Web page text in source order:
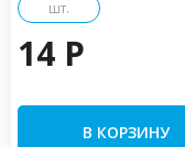
шт.
14 P
В КОРЗИНУ